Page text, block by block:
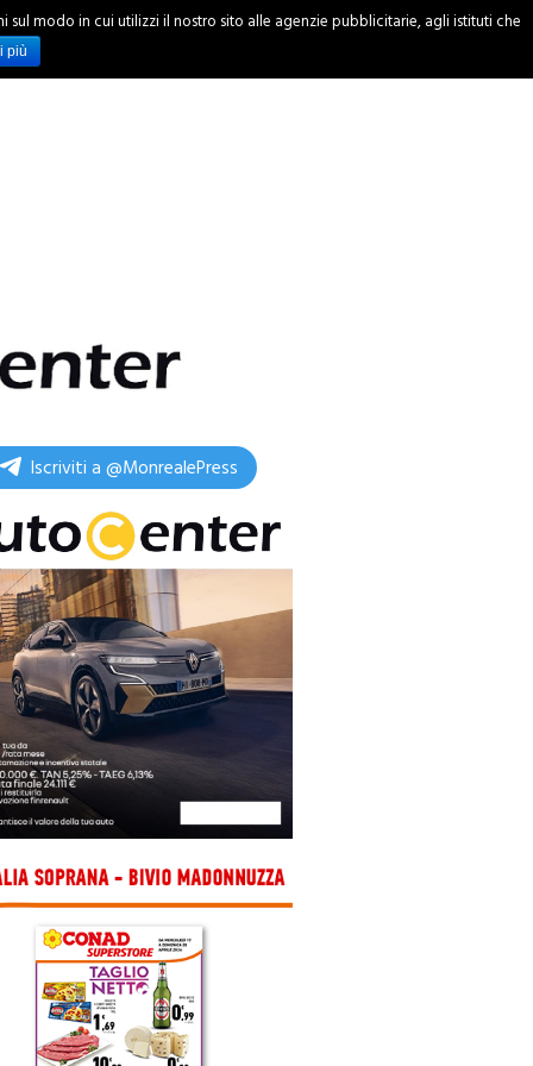
INCHIESTE
Iscriviti a @MonrealePress
modo in cui utilizzi il nostro sito alle agenzie pubblicitarie, agli istituti che
più